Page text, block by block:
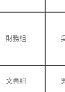
財務組
文書組